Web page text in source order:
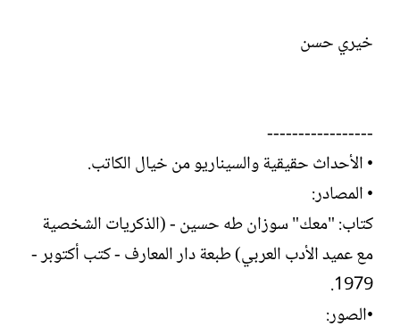
خيري حسن
-----------------
• الأحداث حقيقية والسيناريو من خيال الكاتب.
• المصادر:
كتاب: "معك" سوزان طه حسين - (الذكريات الشخصية
مع عميد الأدب العربي) طبعة دار المعارف - كتب أكتوبر -
1979.
•الصور: